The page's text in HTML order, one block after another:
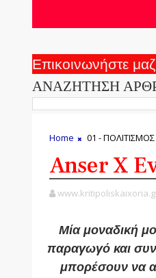
Επικοινωνήστε
ΑΝΑΖΗΤΗΣΗ
Home 01 - ΠΟΛΙΤΙΣΜΟΣ
Anser X
Μία μοναδική
παραγωγό και
μπορέσουν να